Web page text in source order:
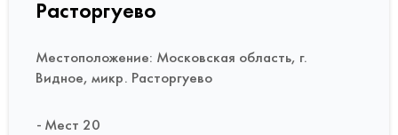
Расторгуево
Местоположение: Московская область, г.
Видное, микр. Расторгуево
Мест 20